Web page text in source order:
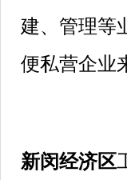
建、管理等
便私营企业
新闵经济区